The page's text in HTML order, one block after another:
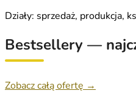
Działy: sprzedaż, produkcja,
Bestsellery —
Zobacz całą ofertę →